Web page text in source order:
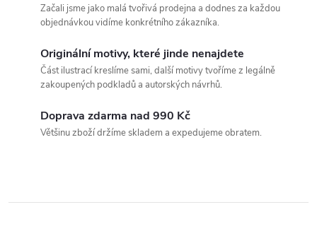
p
Začali jsme jako malá tvořivá prodejna a dodnes za každou
objednávkou vidíme konkrétního zákazníka.
Originální motivy, které jinde nenajdete
Část ilustrací kreslíme sami, další motivy tvoříme z legálně
zakoupených podkladů a autorských návrhů.
Doprava zdarma nad 990 Kč
Většinu zboží držíme skladem a expedujeme obratem.